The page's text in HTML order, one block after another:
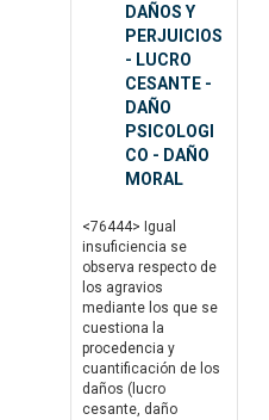
DAÑOS Y
PERJUICIOS
- LUCRO
CESANTE -
DAÑO
PSICOLOGI
CO - DAÑO
MORAL
<76444> Igual
insuficiencia se
observa respecto de
los agravios
mediante los que se
cuestiona la
procedencia y
cuantificación de los
daños (lucro
cesante, daño